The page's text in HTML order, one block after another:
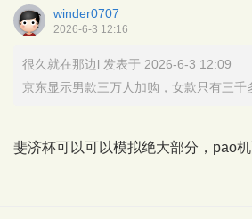
winder0707
2026-6-3 12:16
很久就在那边l 发表于 2026-6-3 12:09
京东显示男款三万人加购，女款只有三千
斐济杯可以可以模拟绝大部分，pao